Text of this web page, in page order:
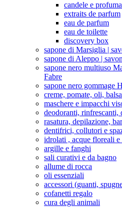
candele e
extraits de parfum
eau de parfum
eau de toilette
discovery box
sapone di Marsiglia |
sapone di Aleppo |
sapone nero multiuso
Fabre
sapone nero gommage
creme, pomate, oli,
maschere e impacchi
deodoranti, rinfrescanti,
rasatura, depilazione,
dentifrici, collutori e
idrolati , acque floreali e
argille e fanghi
sali curativi e da bagno
allume di rocca
oli essenziali
accessori (guanti,
cofanetti regalo
cura degli animali